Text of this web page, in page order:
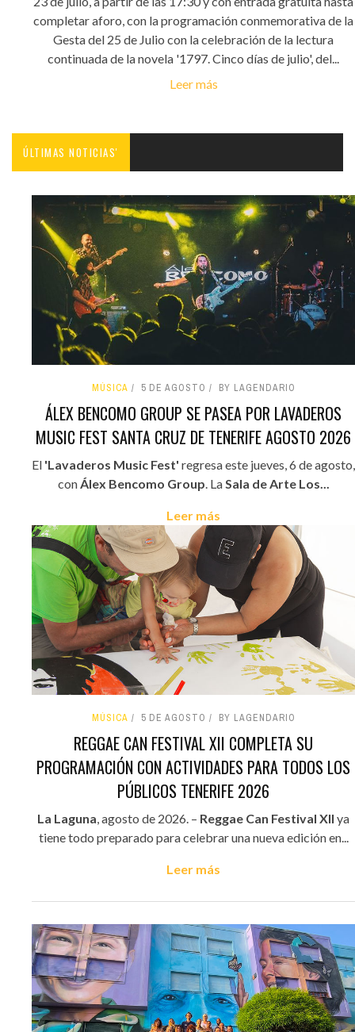
completar aforo, con la programación conmemorativa de la
Gesta del 25 de Julio con la celebración de la lectura
continuada de la novela '1797. Cinco días de julio', del...
Leer más
ÚLTIMAS NOTICIAS'
MÚSICA 5 DE AGOSTO BY LAGENDARIO
ÁLEX BENCOMO GROUP SE PASEA POR LAVADEROS
MUSIC FEST SANTA CRUZ DE TENERIFE AGOSTO 2026
El 'Lavaderos Music Fest' regresa este jueves, 6 de agosto,
conÁlex Bencomo Group. LaSala de Arte Los...
Leer más
MÚSICA 5 DE AGOSTO BY LAGENDARIO
REGGAE CAN FESTIVAL XII COMPLETA SU
PROGRAMACIÓN CON ACTIVIDADES PARA TODOS LOS
PÚBLICOS TENERIFE 2026
La Laguna, agosto de 2026. – Reggae Can Festival XII ya
tiene todo preparado para celebrar una nueva edición en...
Leer más